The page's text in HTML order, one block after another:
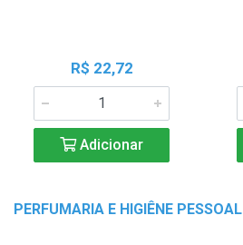
R$ 22,72
Adicionar
PERFUMARIA E HIGIÊNE PESSOAL